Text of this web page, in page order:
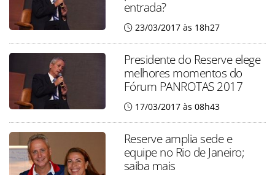
entrada?
23/03/2017 às 18h27
Presidente do Reserve elege
melhores momentos do
Fórum PANROTAS 2017
17/03/2017 às 08h43
Reserve amplia sede e
equipe no Rio de Janeiro;
saiba mais